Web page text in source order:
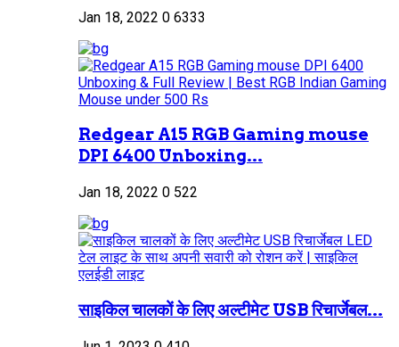
Jan 18, 2022 0 6333
Redgear A15 RGB Gaming mouse
DPI 6400 Unboxing...
Jan 18, 2022 0 522
साइकिल चालकों के लिए अल्टीमेट USB रिचार्जेबल...